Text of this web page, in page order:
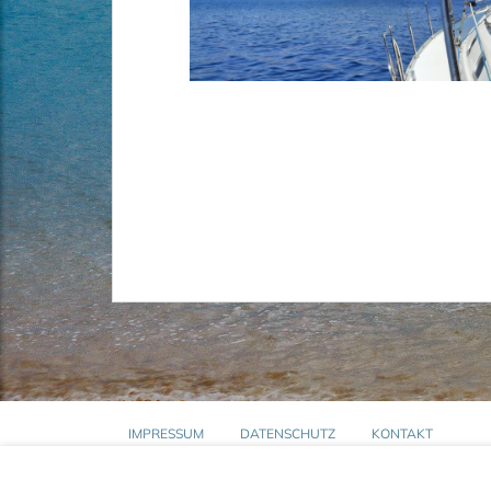
IMPRESSUM DATENSCHUTZ KONTAKT